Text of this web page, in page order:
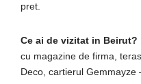
pret.
Ce ai de vizitat in Beirut?
cu magazine de firma,
Deco, cartierul Gemmayze